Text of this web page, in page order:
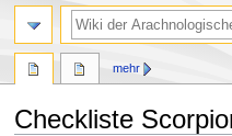
Checkliste
mehr